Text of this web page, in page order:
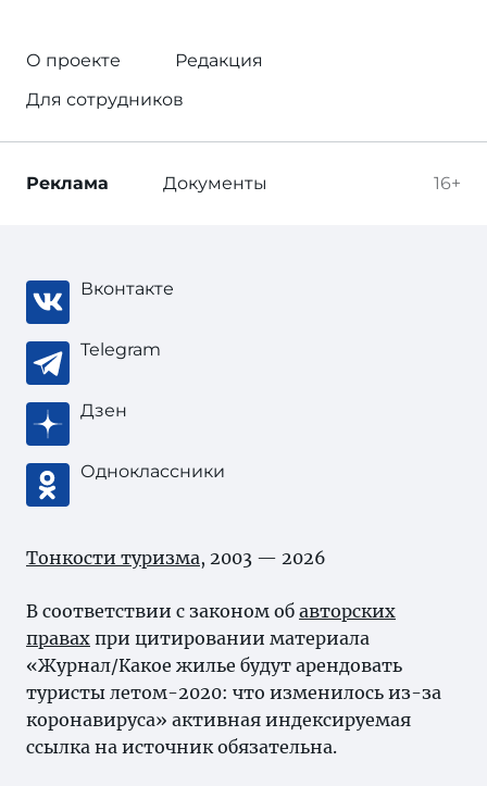
О проекте
Редакция
Для сотрудников
16+
Реклама Документы
Вконтакте
Telegram
Дзен
Одноклассники
Тонкости туризма, 2003 — 2026
В соответствии с законом об авторских
правах при цитировании материала
«Журнал/Какое жилье будут арендовать
туристы летом-2020: что изменилось из-за
коронавируса» активная индексируемая
ссылка на источник обязательна.